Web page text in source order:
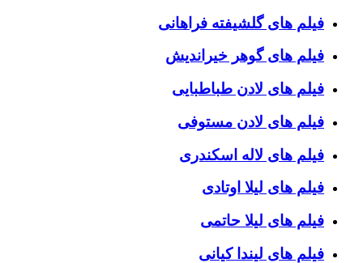
فیلم های گلشیفته فراهانی
فیلم های گوهر خیراندیش
فیلم های لادن طباطبایی
فیلم های لادن مستوفی
فیلم های لاله اسکندری
فیلم های لیلا اوتادی
فیلم های لیلا حاتمی
فیلم های لیندا کیانی